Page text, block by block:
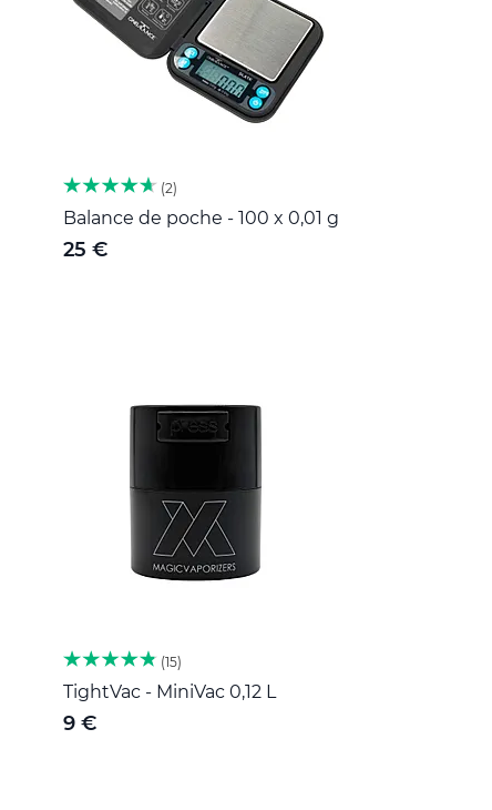
2
Balance de poche - 100 x 0,01 g
25 €
15
TightVac - MiniVac 0,12 L
9 €